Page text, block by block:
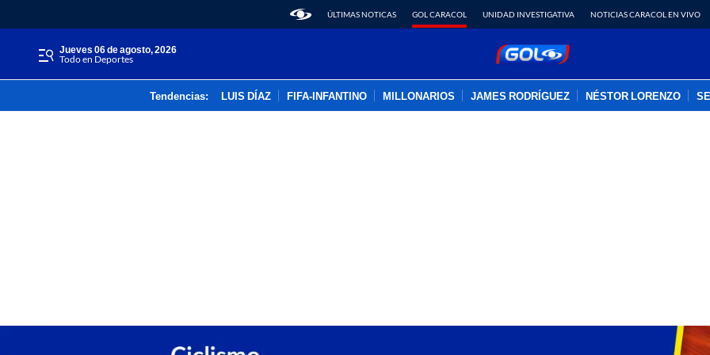
ÚLTIMAS NOTICAS GOL CARACOL UNIDAD INVESTIGATIVA NOTICIAS CARACOL EN VIVO
jueves 06 de agosto, 2026
Todo en Deportes
Tendencias: LUIS DÍAZ FIFA-INFANTINO MILLONARIOS JAMES RODRÍGUEZ NÉSTOR LORENZO